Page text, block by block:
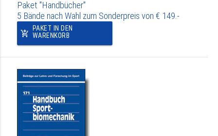
Paket "Handbücher"
5 Bände nach Wahl zum Sonderpreis von € 149.-
add_shopping_cart
PAKET IN DEN
WARENKORB